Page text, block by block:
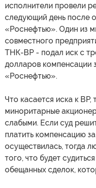
исполнители провели
следующий день после
«Роснефтью». Один из
совместного
ТНК-ВР - подал иск с
долларов компенсации
«Роснефтью».
Что касается иска к ВР,
миноритарные
слабыми. Если суд
платить компенсацию
осуществилась, тогда
того, что будет
обещанных сделок,